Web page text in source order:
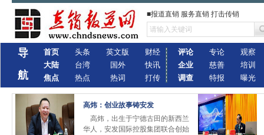
■报道直销 服务直销 打击传销
导
航
首页
大陆
焦点
头条
台湾
热点
英文版
国外
热词
财经
快讯
打传
评论
企业
调查
专论
慈善
特报
观察
培训
曝光
高炜：创业故事铸安发
高炜，出生于宁德古田的新西兰
华人，安发国际控股集团联合创始